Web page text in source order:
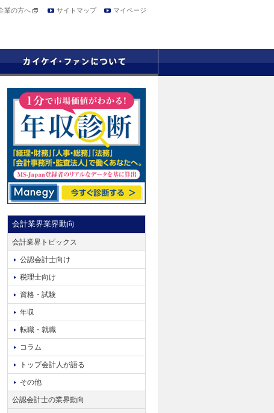
業の方へ サイトマップ マイページ
会計業界業界動向
会計業界トピックス
公認会計士向け
税理士向け
資格・試験
年収
転職・就職
コラム
トップ会計人が語る
その他
公認会計士の業界動向